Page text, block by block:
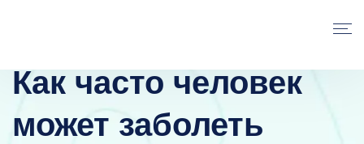
Как часто человек
может заболеть